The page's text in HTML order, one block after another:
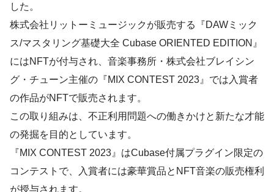
した。
株式会社リットーミュージックが販売する『DAWミック
ス/マスタリング基礎大全 Cubase ORIENTED EDITION』
にはNFTが付与され、音楽事務所・株式会社ブレイシン
グ・チューン主催の『MIX CONTEST 2023』では入賞者
の作品がNFTで販売されます。
この取り組みは、不正利用問題への働きかけと新たな才能
の発掘を目的としています。
『MIX CONTEST 2023』はCubase付属プラグイン限定の
コンテストで、入賞者には豪華賞品とNFT音楽の販売権利
が授与されます。